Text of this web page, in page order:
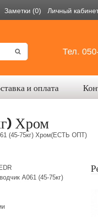
Заметки (0) Личный
Тел.
и оплата
Хром
(45-75кг) Хром(ЕСТЬ ОПТ)
А061 (45-75кг)